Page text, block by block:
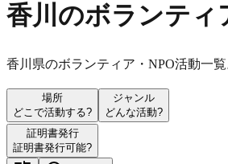
香川のボランティ
香川県のボランティア・NPO活動一
場所
どこで活動する?
ジャンル
どんな活動?
証明書発行
証明書発行可能?